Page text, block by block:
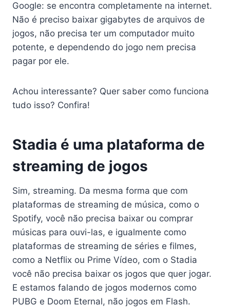
Google: se encontra completamente na internet.
Não é preciso baixar gigabytes de arquivos de
jogos, não precisa ter um computador muito
potente, e dependendo do jogo nem precisa
pagar por ele.
Achou interessante? Quer saber como funciona
tudo isso? Confira!
Stadia é uma plataforma de
streaming de jogos
Sim, streaming. Da mesma forma que com
plataformas de streaming de música, como o
Spotify, você não precisa baixar ou comprar
músicas para ouvi-las, e igualmente como
plataformas de streaming de séries e filmes,
como a Netflix ou Prime Vídeo, com o Stadia
você não precisa baixar os jogos que quer jogar.
E estamos falando de jogos modernos como
PUBG e Doom Eternal, não jogos em Flash.